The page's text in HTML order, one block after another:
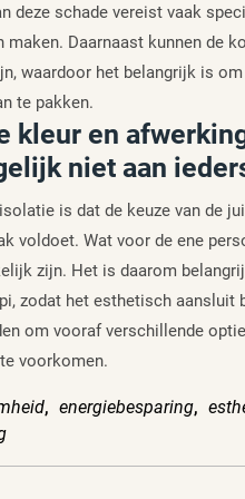
deze schade vereist vaak
Daarnaast kunnen de
waardoor het belangrijk is
te pakken.
kleur en
niet aan
is dat de keuze van de
voldoet. Wat voor de ene
zijn. Het is daarom
zodat het esthetisch
om vooraf verschillende
voorkomen.
, energiebesparing,